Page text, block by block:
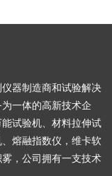
器制造商和试验解决
一体的高新技术企
试验机、材料拉伸试
熔融指数仪，维卡软
，公司拥有一支技术